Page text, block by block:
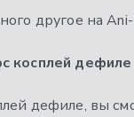
другое на Ani-
косплей дефиле
дефиле, вы